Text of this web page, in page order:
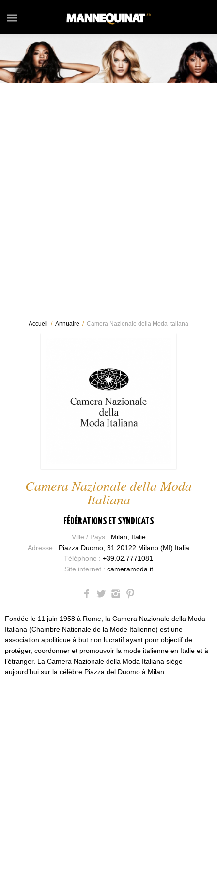
Accueil / Annuaire / Camera Nazionale della Moda Italiana
Camera Nazionale della Moda
Italiana
FÉDÉRATIONS ET SYNDICATS
Ville / Pays : Milan, Italie
Adresse : Piazza Duomo, 31 20122 Milano (MI) Italia
Téléphone : +39.02.7771081
Site internet : cameramoda.it
Fondée le 11 juin 1958 à Rome, la Camera Nazionale della Moda
Italiana (Chambre Nationale de la Mode Italienne) est une
association apolitique à but non lucratif ayant pour objectif de
protéger, coordonner et promouvoir la mode italienne en Italie et à
l’étranger. La Camera Nazionale della Moda Italiana siège
aujourd’hui sur la célèbre Piazza del Duomo à Milan.